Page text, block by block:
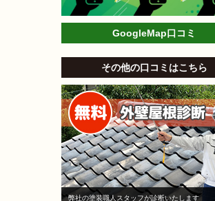
GoogleMap口コミ
その他の口コミはこちら
弊社の塗装職人スタッフが診断いたします